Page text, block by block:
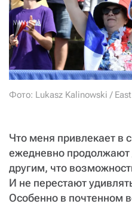
Фото: Lukasz Kalinowski /
Что меня привлекает в
ежедневно продолжают
другим, что
И не перестают
Особенно в почтенном
Если у вас есть вопросы,
звоните:
+7 (929) 612-03-68